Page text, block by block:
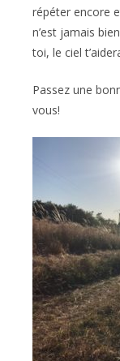
répéter encore
n’est jamais
toi, le ciel
Passez une
vous!